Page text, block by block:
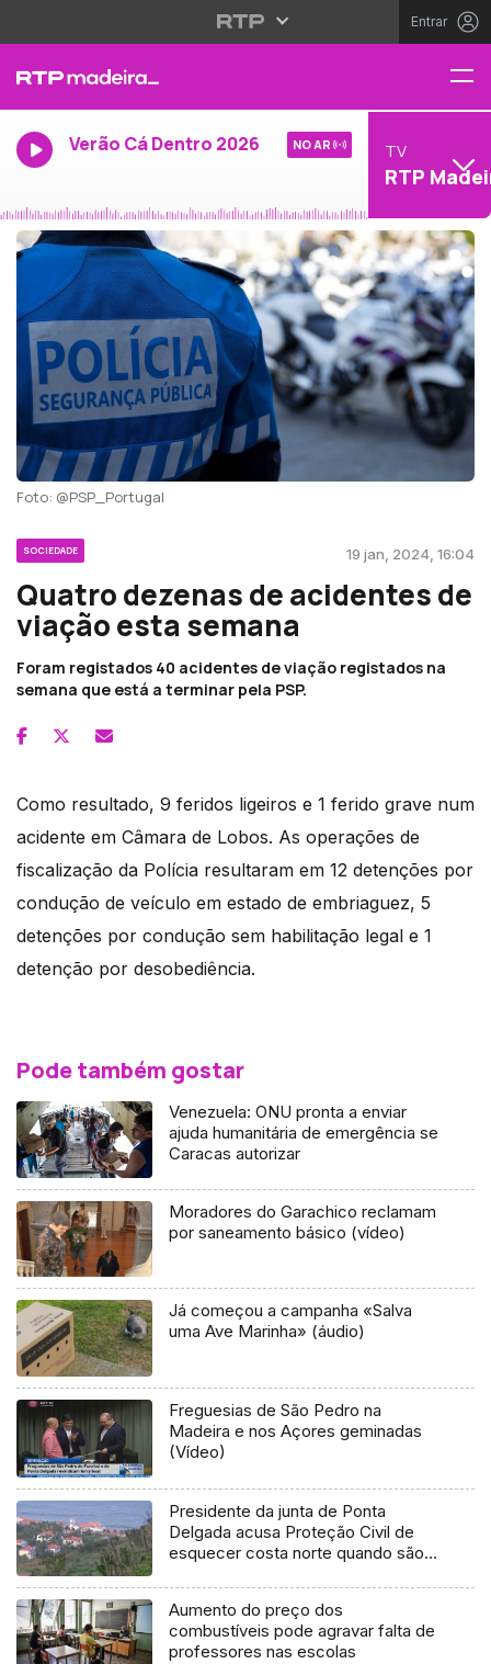
Entrar
Verão Cá Dentro 2026 NO AR TV
RTP
Foto: @PSP_Portugal
SOCIEDADE 19 jan, 2024, 16:04
Quatro dezenas de acidentes de
viação esta semana
Foram registados 40 acidentes de viação registados na
semana que está a terminar pela PSP.
Como resultado, 9 feridos ligeiros e 1 ferido grave num
acidente em Câmara de Lobos. As operações de
fiscalização da Polícia resultaram em 12 detenções por
condução de veículo em estado de embriaguez, 5
detenções por condução sem habilitação legal e 1
detenção por desobediência.
Pode também gostar
Venezuela: ONU pronta a enviar
ajuda humanitária de emergência se
Caracas autorizar
Moradores do Garachico reclamam
por saneamento básico (vídeo)
Já começou a campanha «Salva
uma Ave Marinha» (áudio)
Freguesias de São Pedro na
Madeira e nos Açores geminadas
(Vídeo)
Presidente da junta de Ponta
Delgada acusa Proteção Civil de
esquecer costa norte quando são
(vídeo)
Aumento do preço dos
combustíveis pode agravar falta de
professores nas escolas